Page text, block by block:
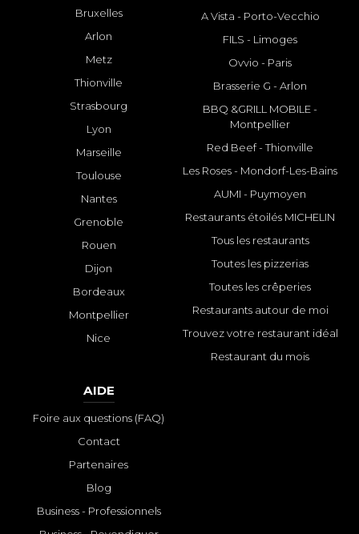
Bruxelles
Arlon
Metz
Thionville
Strasbourg
Lyon
Marseille
Toulouse
Nantes
Grenoble
Rouen
Dijon
Bordeaux
Montpellier
Nice
A Vista - Porto-Vecchio
FILS - Limoges
Ovvio - Paris
Brasserie G - Arlon
BBQ &GRILL MOBILE -
Montpellier
Red Beef - Thionville
Les Roses - Mondorf-Les-Bains
AUMI - Puymoyen
Restaurants étoilés MICHELIN
Tous les restaurants
Toutes les pizzerias
Toutes les crêperies
Restaurants autour de moi
Trouvez votre restaurant idéal
Restaurant du mois
AIDE
Foire aux questions (FAQ)
Contact
Partenaires
Blog
Business - Professionnels